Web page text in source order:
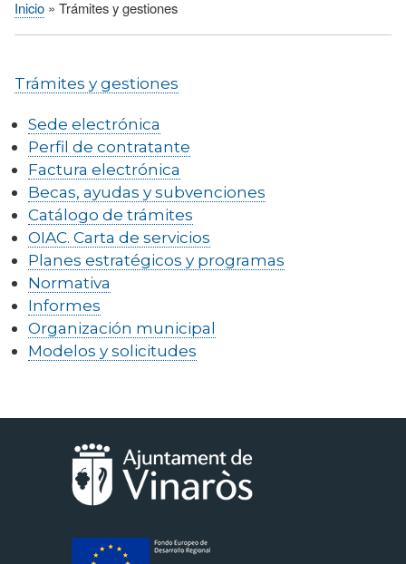
Sobrescribir
ayuda
navegación
Inicio Trámites y gestiones
Trámites y gestiones
Sede electrónica
Perfil de contratante
Factura electrónica
Becas, ayudas y subvenciones
Catálogo de trámites
OIAC. Carta de servicios
Planes estratégicos y programas
Normativa
Informes
Organización municipal
Modelos y solicitudes